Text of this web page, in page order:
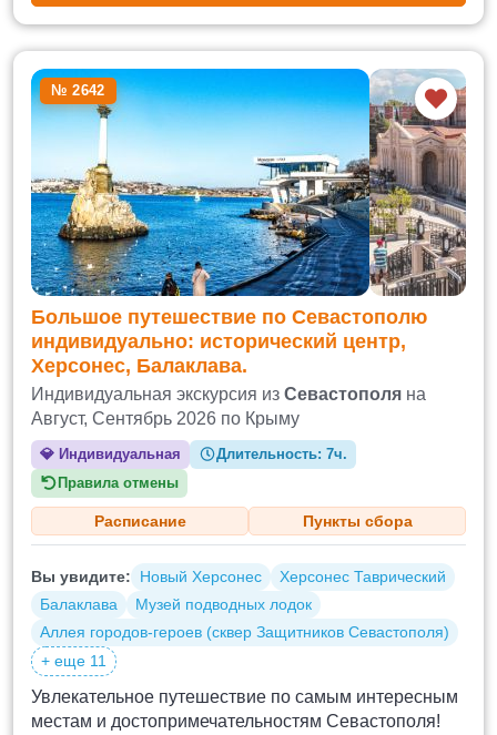
№ 2642
Большое путешествие по Севастополю
индивидуально: исторический центр,
Херсонес, Балаклава.
Индивидуальная экскурсия из Севастополя на
Август, Сентябрь 2026 по Крыму
💎 Индивидуальная Длительность:7ч.
Правила отмены
Расписание Пункты сбора
Вы увидите: Новый Херсонес
Херсонес Таврический
Балаклава
Музей подводных лодок
Аллея городов-героев (сквер Защитников Севастополя)
+ еще 11
Увлекательное путешествие по самым интересным
местам и достопримечательностям Севастополя!